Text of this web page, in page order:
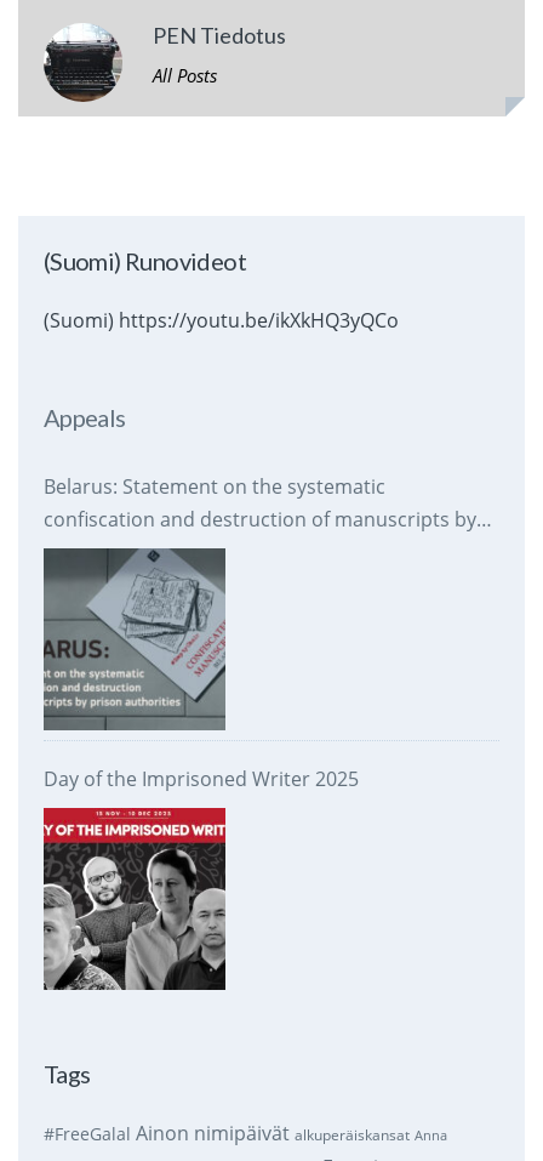
PEN Tiedotus
All Posts
(Suomi) Runovideot
(Suomi) https://youtu.be/ikXkHQ3yQCo
Appeals
Belarus: Statement on the systematic
confiscation and destruction of manuscripts by
prison authorities
Day of the Imprisoned Writer 2025
Tags
#FreeGalal Ainon nimipäivät alkuperäiskansat Anna